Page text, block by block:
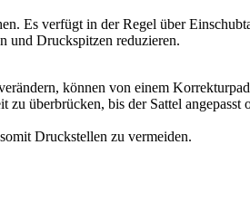
Es verfügt in der Regel über
und Druckspitzen reduzieren.
können von einem
überbrücken, bis der Sattel angepasst
Druckstellen zu vermeiden.